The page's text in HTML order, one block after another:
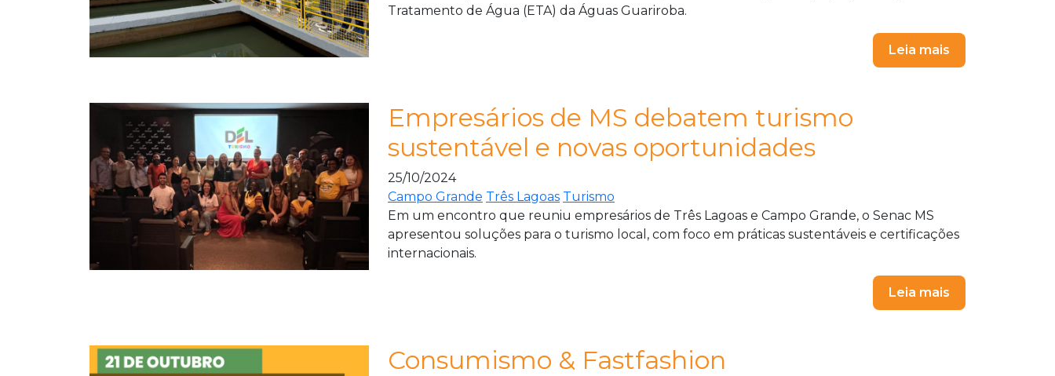
Tratamento de Água (ETA) da Águas Guariroba.
Leia mais
Empresários de MS debatem turismo
sustentável e novas oportunidades
25/10/2024
Campo Grande Três Lagoas Turismo
Em um encontro que reuniu empresários de Três Lagoas e Campo Grande, o Senac MS
apresentou soluções para o turismo local, com foco em práticas sustentáveis e certificações
internacionais.
Leia mais
Consumismo & Fastfashion